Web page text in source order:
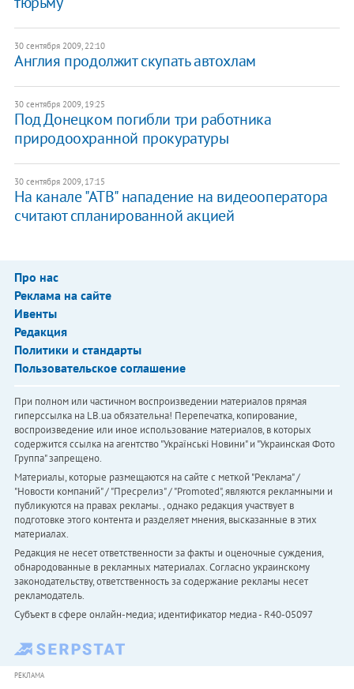
30 сентября 2009, 22:10
Англия продолжит скупать автохлам
30 сентября 2009, 19:25
Под Донецком погибли три работника
природоохранной прокуратуры
30 сентября 2009, 17:15
На канале "АТВ" нападение на видеооператора
считают спланированной акцией
Про нас
Реклама на сайте
Ивенты
Редакция
Политики и стандарты
Пользовательское соглашение
При полном или частичном воспроизведении материалов прямая
гиперссылка на LB.ua обязательна! Перепечатка, копирование,
воспроизведение или иное использование материалов, в которых
содержится ссылка на агентство "Українськi Новини" и "Украинская Фото
Группа" запрещено.
Материалы, которые размещаются на сайте с меткой "Реклама" /
"Новости компаний" / "Пресрелиз" / "Promoted", являются рекламными и
публикуются на правах рекламы. , однако редакция участвует в
подготовке этого контента и разделяет мнения, высказанные в этих
материалах.
Редакция не несет ответственности за факты и оценочные суждения,
обнародованные в рекламных материалах. Согласно украинскому
законодательству, ответственность за содержание рекламы несет
рекламодатель.
Субъект в сфере онлайн-медиа; идентификатор медиа - R40-05097
РЕКЛАМА